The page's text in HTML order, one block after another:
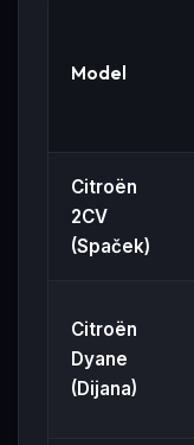
Model
Citroën
2CV
(Spaček)
Citroën
Dyane
(Dijana)